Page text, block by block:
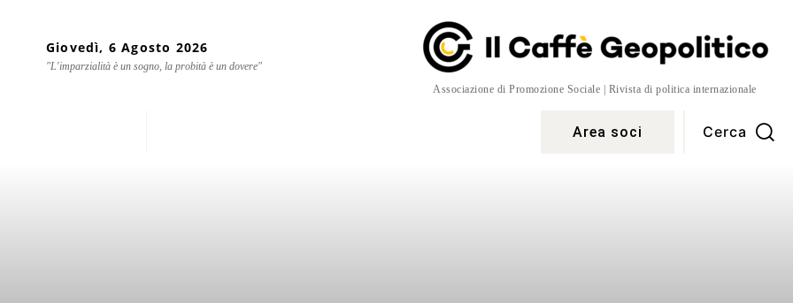
Giovedì, 6 Agosto 2026
"L'imparzialità è un sogno, la probità è un dovere"
Associazione di Promozione Sociale | Rivista di politica internazionale
Area soci Cerca